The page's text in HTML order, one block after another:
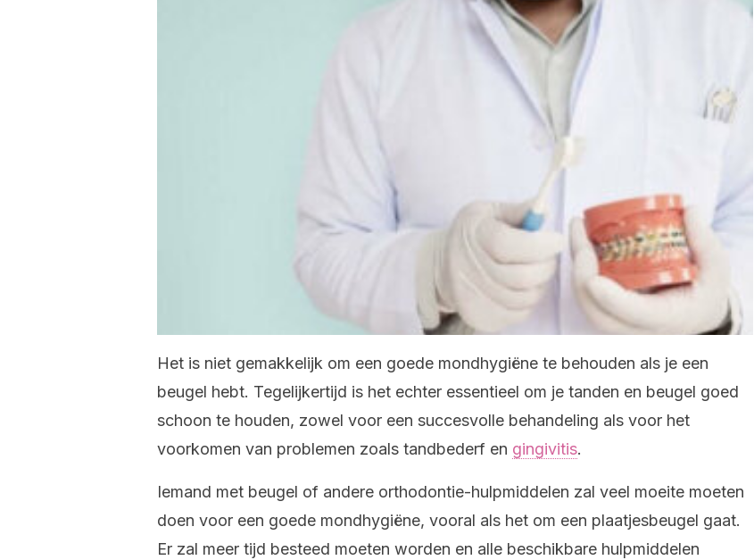
Het is niet gemakkelijk om een ​​goede mondhygiëne te behouden als je een
beugel hebt. Tegelijkertijd is het echter essentieel om je tanden en beugel goed
schoon te houden, zowel voor een succesvolle behandeling als voor het
voorkomen van problemen zoals tandbederf en gingivitis.
Iemand met beugel of andere orthodontie-hulpmiddelen zal veel moeite moeten
doen voor een goede mondhygiëne, vooral als het om een plaatjesbeugel gaat.
Er zal meer tijd besteed moeten worden en alle beschikbare hulpmiddelen